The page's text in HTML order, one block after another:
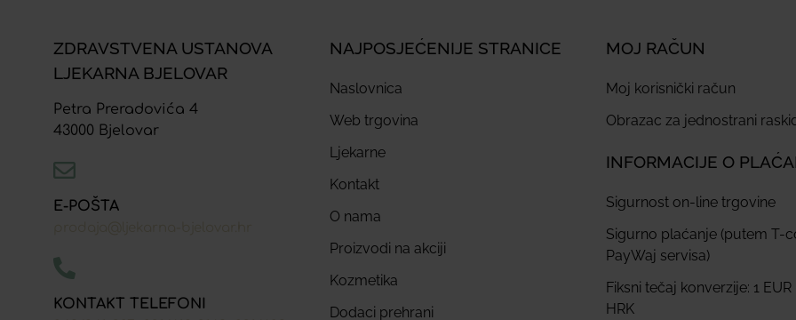
ZDRAVSTVENA USTANOVA
LJEKARNA BJELOVAR
Petra Preradovića 4
43000 Bjelovar
E-POŠTA
KONTAKT TELEFONI
NAJPOSJEĆENIJE STRANICE
Naslovnica
Web trgovina
Ljekarne
Kontakt
O nama
Proizvodi na akciji
Kozmetika
Dodaci prehrani
MOJ RAČUN
Moj korisnički račun
Obrazac za jednostrani
INFORMACIJE O
Sigurnost on-line trgovine
Sigurno plaćanje (putem T-
PayWaj servisa)
Fiksni tečaj konverzije: 1 EUR
HRK